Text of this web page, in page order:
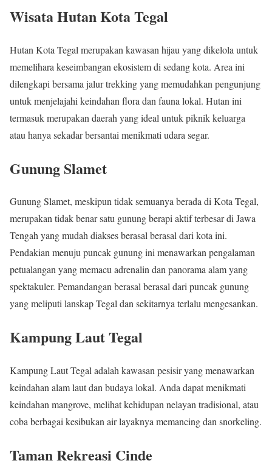
Wisata Hutan Kota Tegal
Hutan Kota Tegal merupakan kawasan hijau yang dikelola untuk
memelihara keseimbangan ekosistem di sedang kota. Area ini
dilengkapi bersama jalur trekking yang memudahkan pengunjung
untuk menjelajahi keindahan flora dan fauna lokal. Hutan ini
termasuk merupakan daerah yang ideal untuk piknik keluarga
atau hanya sekadar bersantai menikmati udara segar.
Gunung Slamet
Gunung Slamet, meskipun tidak semuanya berada di Kota Tegal,
merupakan tidak benar satu gunung berapi aktif terbesar di Jawa
Tengah yang mudah diakses berasal berasal dari kota ini.
Pendakian menuju puncak gunung ini menawarkan pengalaman
petualangan yang memacu adrenalin dan panorama alam yang
spektakuler. Pemandangan berasal berasal dari puncak gunung
yang meliputi lanskap Tegal dan sekitarnya terlalu mengesankan.
Kampung Laut Tegal
Kampung Laut Tegal adalah kawasan pesisir yang menawarkan
keindahan alam laut dan budaya lokal. Anda dapat menikmati
keindahan mangrove, melihat kehidupan nelayan tradisional, atau
coba berbagai kesibukan air layaknya memancing dan snorkeling.
Taman Rekreasi Cinde